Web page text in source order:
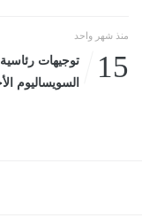
منذ شهر واحد
15
توجيهات
السويساليوم الأحد، 28 يونيو 2026